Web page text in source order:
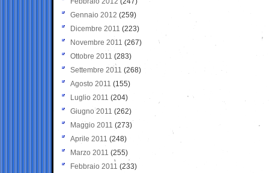
Gennaio 2012 (259)
Dicembre 2011 (223)
Novembre 2011 (267)
Ottobre 2011 (283)
Settembre 2011 (268)
Agosto 2011 (155)
Luglio 2011 (204)
Giugno 2011 (262)
Maggio 2011 (273)
Aprile 2011 (248)
Marzo 2011 (255)
Febbraio 2011 (233)